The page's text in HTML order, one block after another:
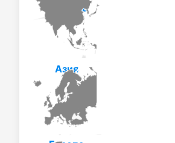
Америка
Азия